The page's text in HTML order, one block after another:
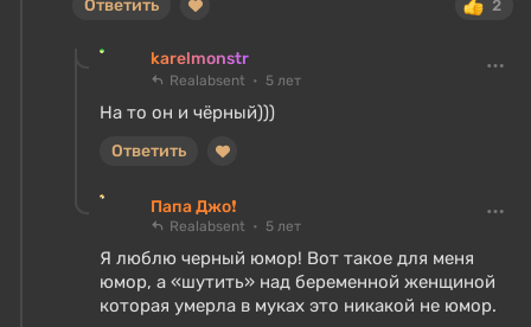
2
Ответить
karelmonstr
Realabsent 5 лет
На то он и чёрный)))
Ответить
Папа Джо❗
Realabsent 5 лет
Я люблю черный юмор! Вот такое для меня
юмор, а «шутить» над беременной женщиной
которая умерла в муках это никакой не юмор.